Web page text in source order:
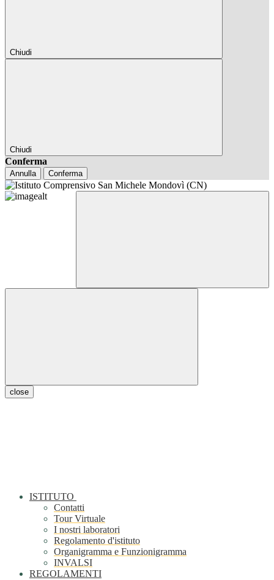
Chiudi
Chiudi
Conferma
Annulla Conferma
close
ISTITUTO
Contatti
Tour Virtuale
I nostri laboratori
Regolamento d'istituto
Organigramma e Funzionigramma
INVALSI
REGOLAMENTI